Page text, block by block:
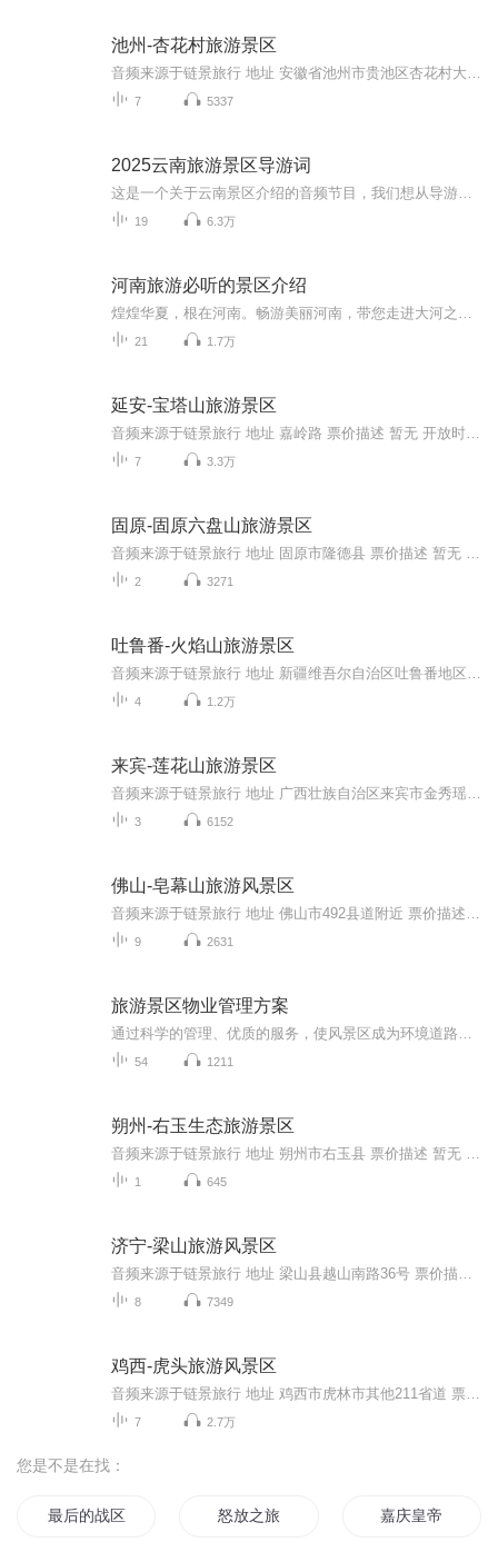
池州-杏花村旅游景区
7 5337
2025云南旅游景区导游词
19 6.3万
河南旅游必听的景区介绍
21 1.7万
延安-宝塔山旅游景区
7 3.3万
固原-固原六盘山旅游景区
2 3271
吐鲁番-火焰山旅游景区
4 1.2万
来宾-莲花山旅游景区
3 6152
佛山-皂幕山旅游风景区
9 2631
旅游景区物业管理方案
54 1211
朔州-右玉生态旅游景区
1 645
济宁-梁山旅游风景区
8 7349
鸡西-虎头旅游风景区
7 2.7万
您是不是在找：
最后的战区 怒放之旅 嘉庆皇帝